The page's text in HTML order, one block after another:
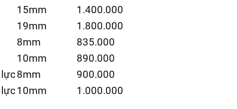
15mm
1.400.000
19mm
1.800.000
8mm
835.000
10mm
890.000
lực8mm
900.000
lực10mm 1.000.000